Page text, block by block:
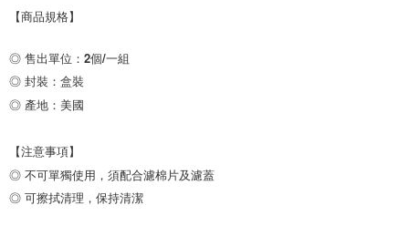
【商品規格】
◎ 售出單位：2個/一組
◎ 封裝：盒裝
◎ 產地：美國
【注意事項】
◎ 不可單獨使用，須配合濾棉片及濾蓋
◎ 可擦拭清理，保持清潔